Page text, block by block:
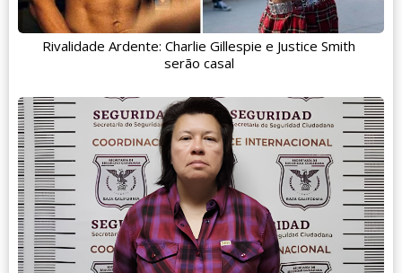
Rivalidade Ardente: Charlie Gillespie e Justice Smith
serão casal